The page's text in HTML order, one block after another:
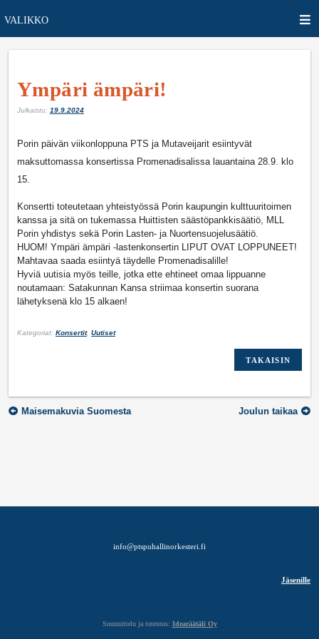
VALIKKO
Ympäri ämpäri!
Julkaistu: 19.9.2024
Porin päivän viikonloppuna PTS ja Mutaveijarit esiintyvät
maksuttomassa konsertissa Promenadisalissa lauantaina 28.9. klo
15.
Konsertti toteutetaan yhteistyössä Porin kaupungin kulttuuritoimen
kanssa ja sitä on tukemassa Huittisten säästöpankkisäätiö, MLL
Porin yhdistys sekä Porin Lasten- ja Nuortensuojelusäätiö.
HUOM! Ympäri ämpäri -lastenkonsertin LIPUT OVAT LOPPUNEET!
Mahtavaa saada esiintyä täydelle Promenadisalille!
Hyviä uutisia myös teille, jotka ette ehtineet omaa lippuanne
noutamaan: Satakunnan Kansa striimaa konsertin suorana
lähetyksenä klo 15 alkaen!
Kategoriat: Konsertit, Uutiset
TAKAISIN
Artikkelien
Maisemakuvia Suomesta Joulun taikaa
info@ptspuhallinorkesteri.fi
Jäsenille
Suunnittelu ja toteutus: Idearäätäli Oy